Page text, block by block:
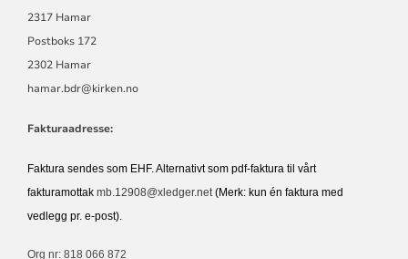
2317 Hamar
Postboks 172
2302 Hamar
hamar.bdr@kirken.no
Fakturaadresse:
Faktura sendes som EHF. Alternativt som pdf-faktura til vårt
fakturamottak mb.12908@xledger.net(Merk: kun én faktura med
vedlegg pr. e-post).
Org nr: 818 066 872